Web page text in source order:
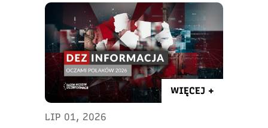
WIĘCEJ +
LIP 01, 2026